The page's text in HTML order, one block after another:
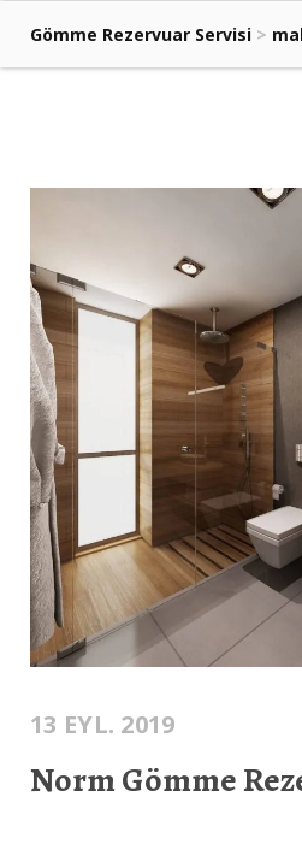
Gömme Rezervuar Servisi >
13 EYL. 2019
Norm Gömme